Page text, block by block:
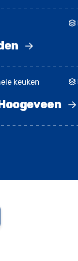
keuken